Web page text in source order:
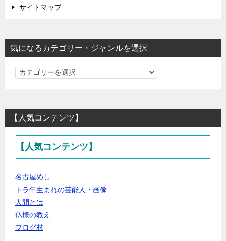
サイトマップ
気になるカテゴリー・ジャンルを選択
気
る
カ
テ
リ
ー・
ル
【人気コンテンツ】
【人気コンテンツ】
名古屋めし
トラ年生まれの芸能人・画像
人間とは
仏様の教え
ブログ村